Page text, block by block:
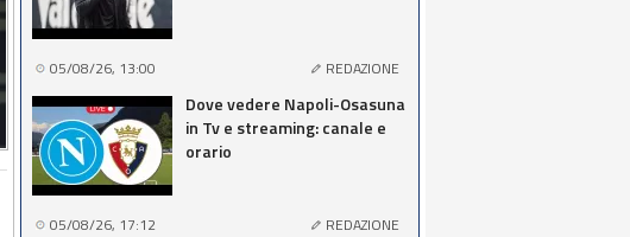
05/08/26, 13:00 REDAZIONE
Dove vedere Napoli-Osasuna
in Tv e streaming: canale e
orario
05/08/26, 17:12 REDAZIONE